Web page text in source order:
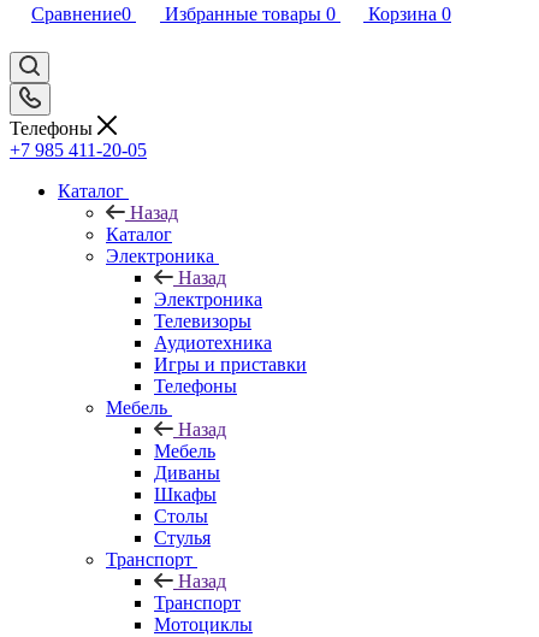
Сравнение0 Избранные товары 0 Корзина 0
Телефоны
+7 985 411-20-05
Каталог
Назад
Каталог
Электроника
Назад
Электроника
Телевизоры
Аудиотехника
Игры и приставки
Телефоны
Мебель
Назад
Мебель
Диваны
Шкафы
Столы
Стулья
Транспорт
Назад
Транспорт
Мотоциклы